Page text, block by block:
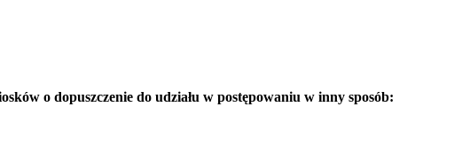
o dopuszczenie do udziału w postępowaniu w inny sposób: